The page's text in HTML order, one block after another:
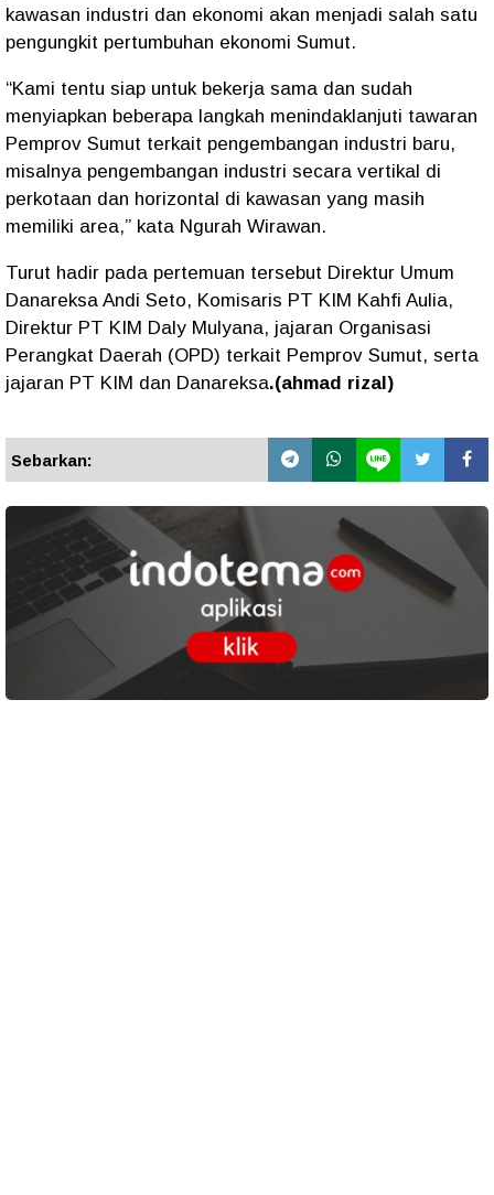
kawasan industri dan ekonomi akan menjadi salah satu
pengungkit pertumbuhan ekonomi Sumut.
“Kami tentu siap untuk bekerja sama dan sudah
menyiapkan beberapa langkah menindaklanjuti tawaran
Pemprov Sumut terkait pengembangan industri baru,
misalnya pengembangan industri secara vertikal di
perkotaan dan horizontal di kawasan yang masih
memiliki area,” kata Ngurah Wirawan.
Turut hadir pada pertemuan tersebut Direktur Umum
Danareksa Andi Seto, Komisaris PT KIM Kahfi Aulia,
Direktur PT KIM Daly Mulyana, jajaran Organisasi
Perangkat Daerah (OPD) terkait Pemprov Sumut, serta
jajaran PT KIM dan Danareksa.(ahmad rizal)
Sebarkan: